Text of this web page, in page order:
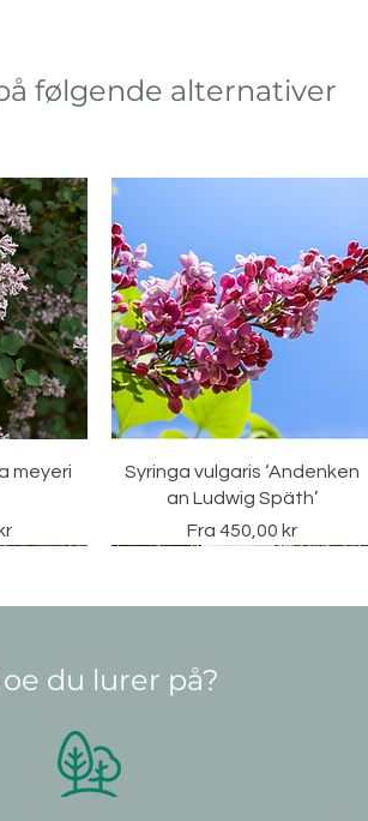
følgende alternativer
meyeri
Hurtigvisning
Syringa vulgaris ‘Andenken
an Ludwig Späth’
Fra 450,00 kr
Salgspris
du lurer på?